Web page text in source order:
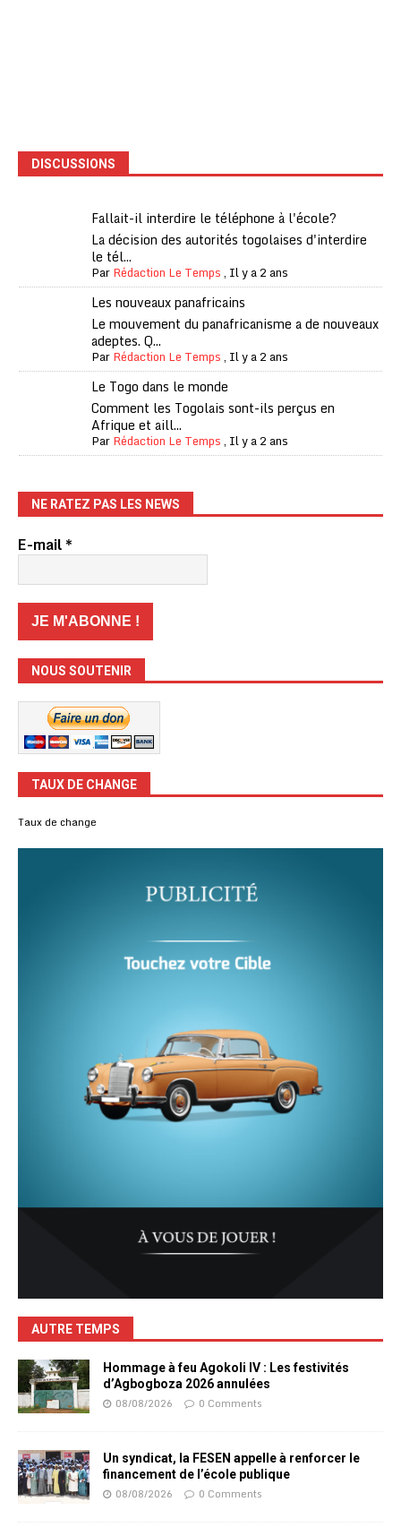
DISCUSSIONS
Fallait-il interdire le téléphone à l'école?
La décision des autorités togolaises d'interdire
le tél...
ParRédaction Le Temps, Il y a 2 ans
Les nouveaux panafricains
Le mouvement du panafricanisme a de nouveaux
adeptes. Q...
ParRédaction Le Temps, Il y a 2 ans
Le Togo dans le monde
Comment les Togolais sont-ils perçus en
Afrique et aill...
ParRédaction Le Temps, Il y a 2 ans
NE RATEZ PAS LES NEWS
E-mail*
NOUS SOUTENIR
TAUX DE CHANGE
Taux de change
AUTRE TEMPS
Hommage à feu Agokoli IV : Les festivités
d’Agbogboza 2026 annulées
08/08/2026 0 Comments
Un syndicat, la FESEN appelle à renforcer le
financement de l’école publique
08/08/2026 0 Comments